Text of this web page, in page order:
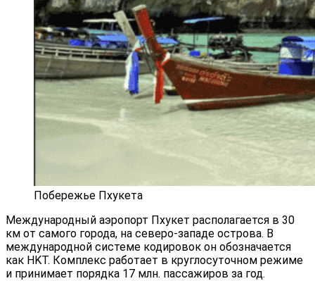
Побережье Пхукета
Международный аэропорт Пхукет располагается в 30
км от самого города, на северо-западе острова. В
международной системе кодировок он обозначается
как HKT. Комплекс работает в круглосуточном режиме
и принимает порядка 17 млн. пассажиров за год.